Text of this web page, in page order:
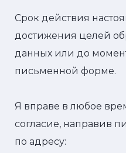
Срок действия
достижения целей
данных или до
письменной форме.
Я вправе в любое
согласие, направив
по адресу: